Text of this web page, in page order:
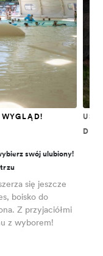
DLA
swój ulubiony!
się jeszcze
boisko do
Z przyjaciółmi
z wyborem!